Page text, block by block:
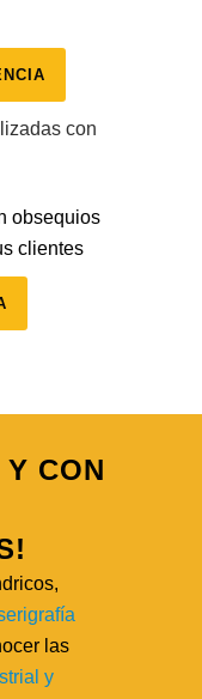
obsequios
clientes
Y CON
las
y